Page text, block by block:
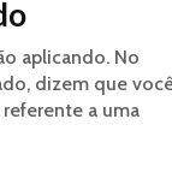
aplicando. No
dizem que
a uma